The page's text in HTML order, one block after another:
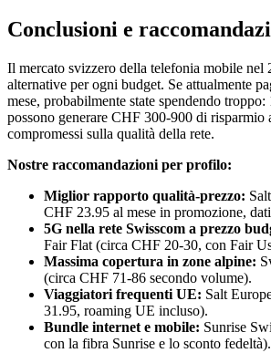
Conclusioni e
Il mercato svizzero della telefonia mobile nel
alternative per ogni budget. Se attualmente
mese, probabilmente state spendendo
possono generare CHF 300-900 di risparmio
compromessi sulla qualità della rete.
Nostre raccomandazioni per profilo:
Miglior rapporto qualità-prezzo:
CHF 23.95 al mese in promozione,
5G nella rete Swisscom a prezzo
Fair Flat (circa CHF 20-30, con Fair
Massima copertura in zone alpine:
(circa CHF 71-86 secondo volume).
Viaggiatori frequenti UE: Salt
31.95, roaming UE incluso).
Bundle internet e mobile: Sunrise
con la fibra Sunrise e lo sconto fedeltà).